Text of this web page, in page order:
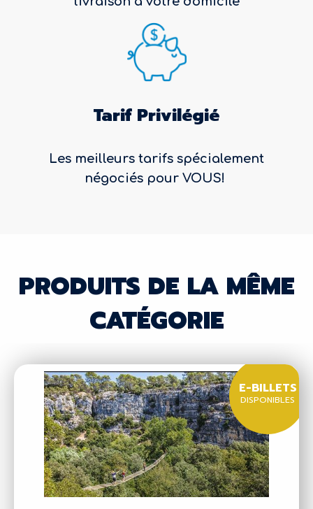
Tarif Privilégié
Les meilleurs tarifs spécialement
négociés pour VOUS!
PRODUITS DE LA MÊME
CATÉGORIE
E-BILLETS
DISPONIBLES